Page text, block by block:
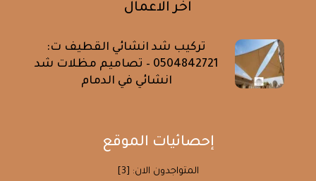
اخر الاعمال
تركيب شد انشائي القطيف ت:
0504842721 – تصاميم مظلات شد
انشائي في الدمام
إحصائيات الموقع
المتواجدون الان: [3]